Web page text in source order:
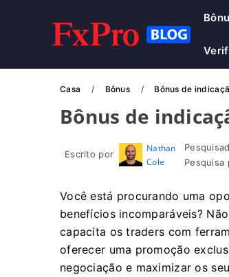
Casa Bônus Bônus de
Bônus de
Escrito por
Nathan
Cole
Pesquisa
Você está procurando uma
benefícios incomparáveis?
capacita os traders com
oferecer uma promoção
negociação e maximizar os